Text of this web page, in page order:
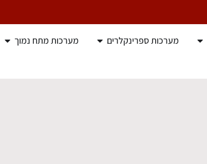
מערכות ספרינקלרים מערכות מתח נמוך